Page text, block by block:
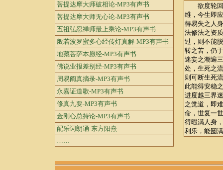
菩提达摩大师破相论-MP3有声书
菩提达摩大师无心论-MP3有声书
五祖弘忍禅师最上乘论-MP3有声书
般若波罗蜜多心经传灯真解-MP3有声书
地藏菩萨本愿经-MP3有声书
佛说业报差别经-MP3有声书
周易阐真摘录-MP3有声书
永嘉证道歌-MP3有声书
修真九要-MP3有声书
金刚心总持论-MP3有声书
配乐词朗诵-东方阳熹
……
欲度轮回
维，今生即
得易失之人
法修法之资
过，则不能
转之苦，仍
迷妄之潮遍
处，生死之
则可断生死
此能得安稳
进度越三界
之觉道，即
命，世复一
得暇满人身
利乐，能圆